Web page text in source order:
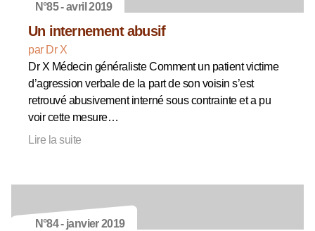
N°85 - avril 2019
Un internement abusif
par Dr X
Dr X Médecin généraliste Comment un patient victime
d’agression verbale de la part de son voisin s’est
retrouvé abusivement interné sous contrainte et a pu
voir cette mesure…
Lire la suite
N°84 - janvier 2019